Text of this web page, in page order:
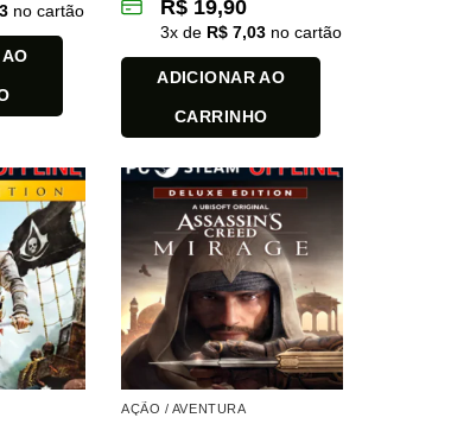
no cartão R$ 19,90
3x de R$ 7,03 no cartão
ADICIONAR AO
CARRINHO
AÇÃO / AVENTURA